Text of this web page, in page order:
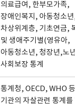
의료급여, 한부모가족,
장애인복지, 아동청소
차상위계층, 기초연금,
및 생애주기별(영유아,
아동청소년, 청장년,노
사회보장 통계
통계청, OECD, WHO
기관의 자살관련 통계를